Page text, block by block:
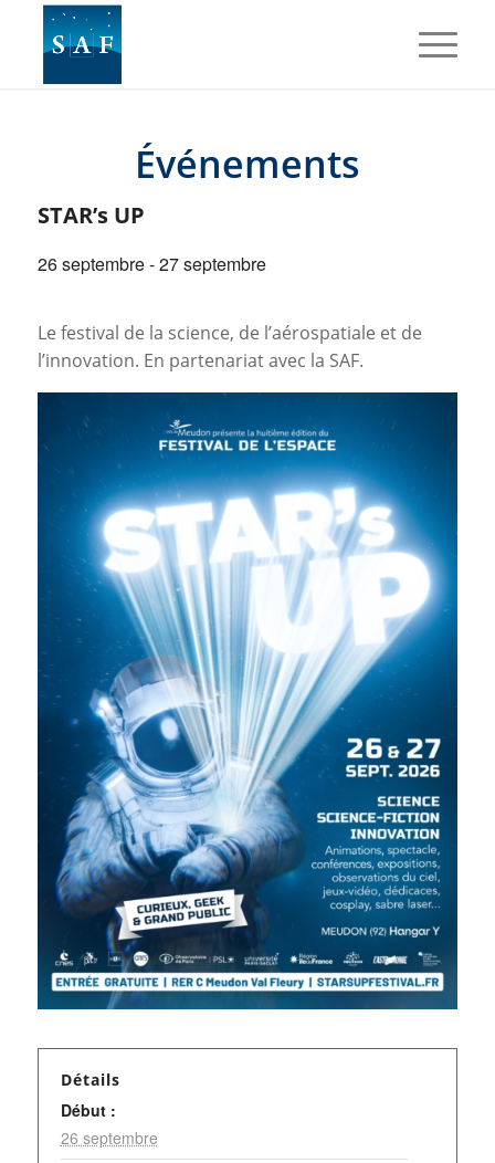
Événements
STAR’s UP
26 septembre-27 septembre
Le festival de la science, de l’aérospatiale et de
l’innovation. En partenariat avec la SAF.
Détails
Début :
26 septembre